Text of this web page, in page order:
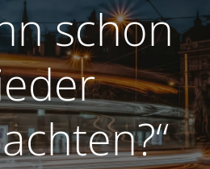
schon